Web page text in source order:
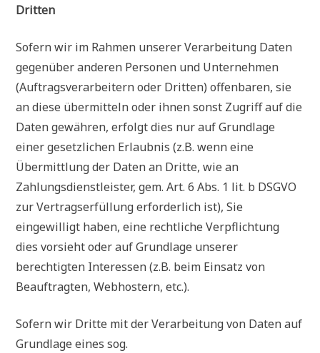
Dritten
Sofern wir im Rahmen unserer Verarbeitung Daten
gegenüber anderen Personen und Unternehmen
(Auftragsverarbeitern oder Dritten) offenbaren, sie
an diese übermitteln oder ihnen sonst Zugriff auf die
Daten gewähren, erfolgt dies nur auf Grundlage
einer gesetzlichen Erlaubnis (z.B. wenn eine
Übermittlung der Daten an Dritte, wie an
Zahlungsdienstleister, gem. Art. 6 Abs. 1 lit. b DSGVO
zur Vertragserfüllung erforderlich ist), Sie
eingewilligt haben, eine rechtliche Verpflichtung
dies vorsieht oder auf Grundlage unserer
berechtigten Interessen (z.B. beim Einsatz von
Beauftragten, Webhostern, etc.).
Sofern wir Dritte mit der Verarbeitung von Daten auf
Grundlage eines sog.